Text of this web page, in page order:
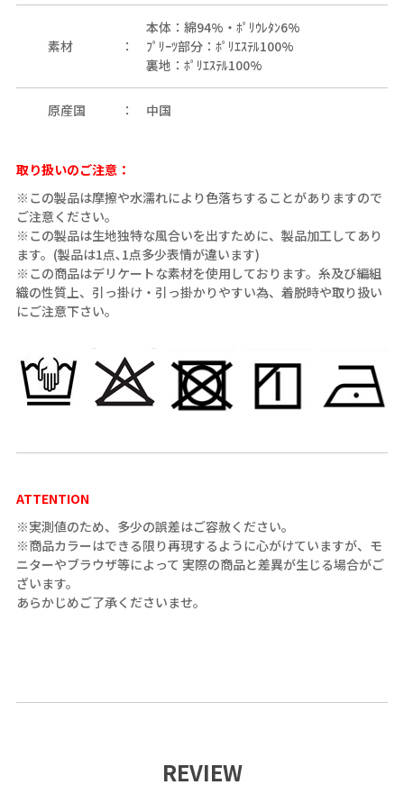
素材
本体：綿94%・ﾎﾟﾘｳﾚﾀﾝ6%
ﾌﾟﾘｰﾂ部分：ﾎﾟﾘｴｽﾃﾙ100%
裏地：ﾎﾟﾘｴｽﾃﾙ100%
原産国 中国
取り扱いのご注意：
※この製品は摩擦や水濡れにより色落ちすることがありますので
ご注意ください。
※この製品は生地独特な風合いを出すために、製品加工してあり
ます。(製品は1点､1点多少表情が違います)
※この商品はデリケートな素材を使用しております。糸及び編組
織の性質上、引っ掛け・引っ掛かりやすい為、着脱時や取り扱い
にご注意下さい。
ATTENTION
※実測値のため、多少の誤差はご容赦ください。
※商品カラーはできる限り再現するように心がけていますが、モ
ニターやブラウザ等によって 実際の商品と差異が生じる場合がご
ざいます。
あらかじめご了承くださいませ。
REVIEW